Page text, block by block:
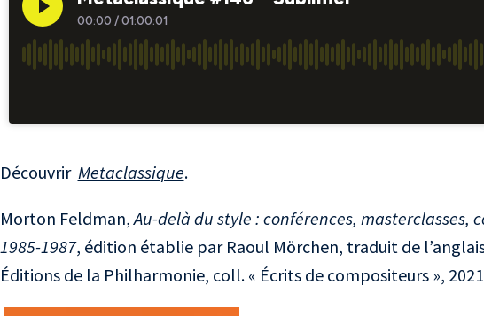
Découvrir Metaclassique.
Morton Feldman,Au-delà du style : conférences, masterclasses,
1985-1987, édition établie par Raoul Mörchen, traduit de
Éditions de la Philharmonie, coll. « Écrits de compositeurs »,